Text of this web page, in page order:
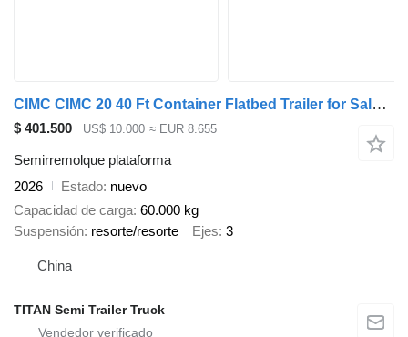
CIMC CIMC 20 40 Ft Container Flatbed Trailer for Sale in Jamaica
$ 401.500 US$ 10.000 ≈ EUR 8.655
Semirremolque plataforma
2026
Estado nuevo
Capacidad de carga 60.000 kg
Suspensión resorte/resorte Ejes 3
China
TITAN Semi Trailer Truck